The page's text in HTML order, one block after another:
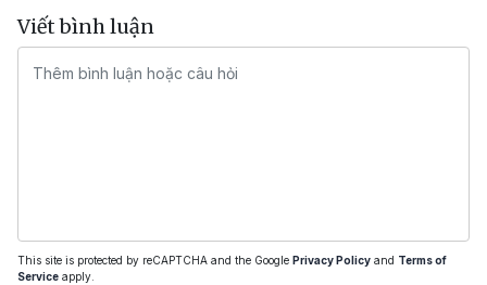
Viết bình luận
This site is protected by reCAPTCHA and the Google Privacy Policy and Terms of
Service apply.